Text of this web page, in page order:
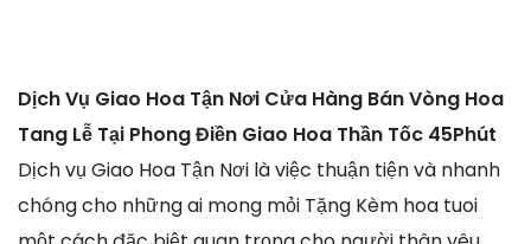
Dịch Vụ Giao Hoa Tận Nơi Cửa Hàng Bán Vòng Hoa
Tang Lễ Tại Phong Điền Giao Hoa Thần Tốc 45Phút
Dịch vụ Giao Hoa Tận Nơi là việc thuận tiện và nhanh
chóng cho những ai mong mỏi Tặng Kèm hoa tuoi